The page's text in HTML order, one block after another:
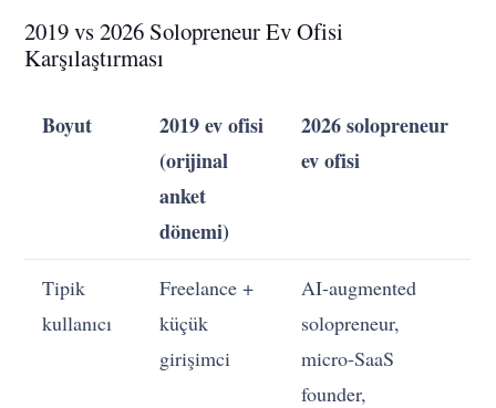
2019 vs 2026 Solopreneur Ev Ofisi
Karşılaştırması
Boyut
2019 ev ofisi
(orijinal
anket
dönemi)
2026 solopreneur
ev ofisi
Tipik
kullanıcı
Freelance +
küçük
girişimci
AI-augmented
solopreneur,
micro-SaaS
founder,